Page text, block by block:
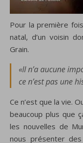
Pour la première
natal, d’un voisin
Grain.
«Il n’a aucune
ce n’est pas une
Ce n’est que la vie.
beaucoup plus que
les nouvelles de
nous présenter